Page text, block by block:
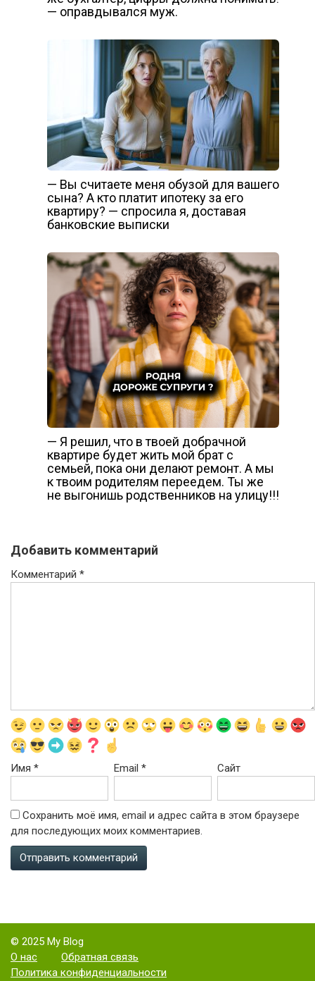
— оправдывался муж.
— Вы считаете меня обузой для вашего
сына? А кто платит ипотеку за его
квартиру? — спросила я, доставая
банковские выписки
— Я решил, что в твоей добрачной
квартире будет жить мой брат с
семьей, пока они делают ремонт. А мы
к твоим родителям переедем. Ты же
не выгонишь родственников на улицу!!!
Добавить комментарий
Комментарий *
Имя * Email* Сайт
Сохранить моё имя, email и адрес сайта в этом браузере
для последующих моих комментариев.
© 2025 My Blog
О нас
Обратная связь
Политика конфиденциальности